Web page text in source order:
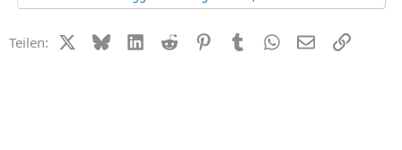
Teilen: X (Twitter)
BlueskyLinkedIn
Reddit PinterestTumblr WhatsApp
E-MailLink